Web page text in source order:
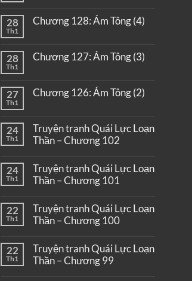
28
Th1
Chương 128: Ám Tông (4)
28
Th1
Chương 127: Ám Tông (3)
27
Th1
Chương 126: Ám Tông (2)
24
Th1
Truyện tranh Quái Lực Loạn
Thần – Chương 102
24
Th1
Truyện tranh Quái Lực Loạn
Thần – Chương 101
22
Th1
Truyện tranh Quái Lực Loạn
Thần – Chương 100
22
Th1
Truyện tranh Quái Lực Loạn
Thần – Chương 99